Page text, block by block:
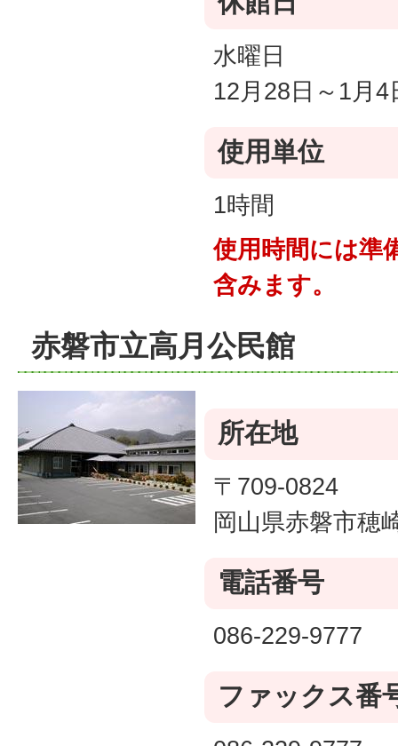
水曜日
12月28日～1月4
使用単位
1時間
使用時間には準
含みます。
赤磐市立高月公民館
所在地
〒709-0824
岡山県赤磐市穂
電話番号
086-229-9777
ファックス番